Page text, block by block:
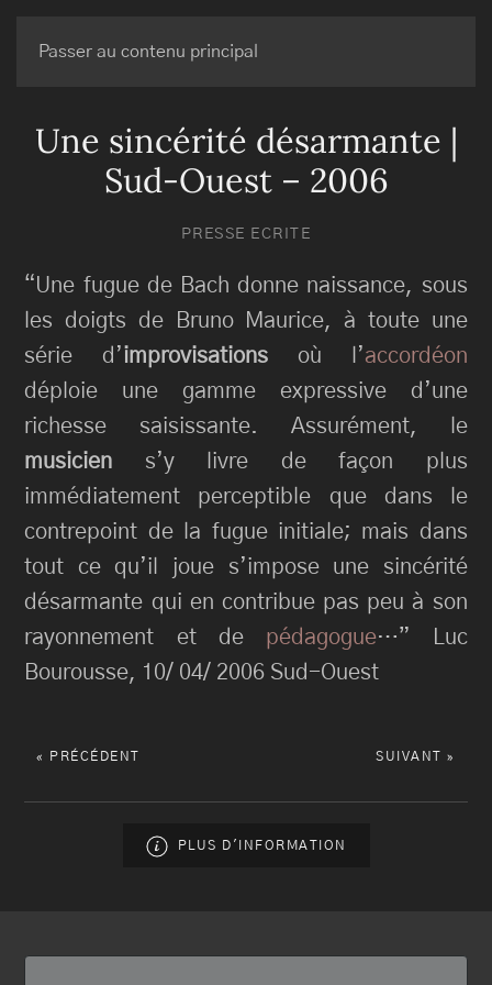
Passer au contenu principal
BRUNO MAURICE
Une sincérité désarmante |
Sud-Ouest – 2006
PRESSE ECRITE
“Une fugue de Bach donne naissance, sous
les doigts de Bruno Maurice, à toute une
série d’ improvisations où l’accordéon
déploie une gamme expressive d’une
richesse saisissante. Assurément, le
musicien s’y livre de façon plus
immédiatement perceptible que dans le
contrepoint de la fugue initiale; mais dans
tout ce qu’il joue s’impose une sincérité
désarmante qui en contribue pas peu à son
rayonnement et de pédagogue…” Luc
Bourousse, 10/ 04/ 2006 Sud-Ouest
« PRÉCÉDENT SUIVANT »
PLUS D'INFORMATION